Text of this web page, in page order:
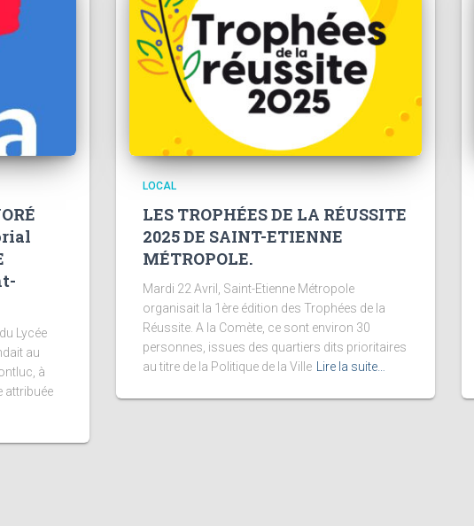
Lycée
au
à
attribuée
LOCAL
LES TROPHÉES DE LA RÉUSSITE
2025 DE SAINT-ETIENNE
MÉTROPOLE.
Mardi 22 Avril, Saint-Etienne Métropole
organisait la 1ère édition des Trophées de la
Réussite. A la Comète, ce sont environ 30
personnes, issues des quartiers dits prioritaires
au titre de la Politique de la Ville
Lire la suite…